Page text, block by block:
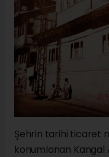
Şehrin tarihi ticaret
konumlanan Kangal